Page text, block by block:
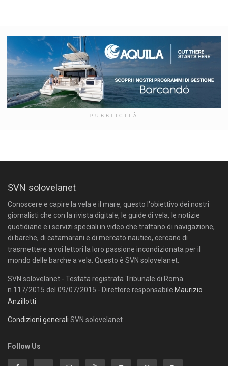
PUBBLICITÀ
SVN solovelanet
Conoscere e capire la vela e il mare, questo l'obiettivo dei nostri
giornalisti che con la rivista digitale, le guide di vela, le notizie
quotidiane e i servizi speciali in video che trattano di navigazione,
di barche, di catamarani e di mercato nautico, cercano di
trasmettere a voi lettori la loro passione incondizionata per il
mondo delle barche a vela. Questo è SVN solovelanet.
SVN solovelanet - Testata registrata Tribunale di Roma
n.117/2015 del 09/07/2015 - Direttore responsabile Maurizio
Anzillotti
Condizioni generali SVN solovelanet
Follow Us